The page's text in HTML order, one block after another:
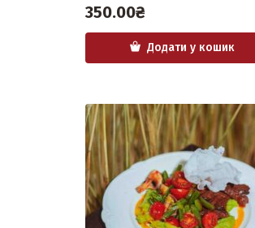
350.00₴
Додати у кошик